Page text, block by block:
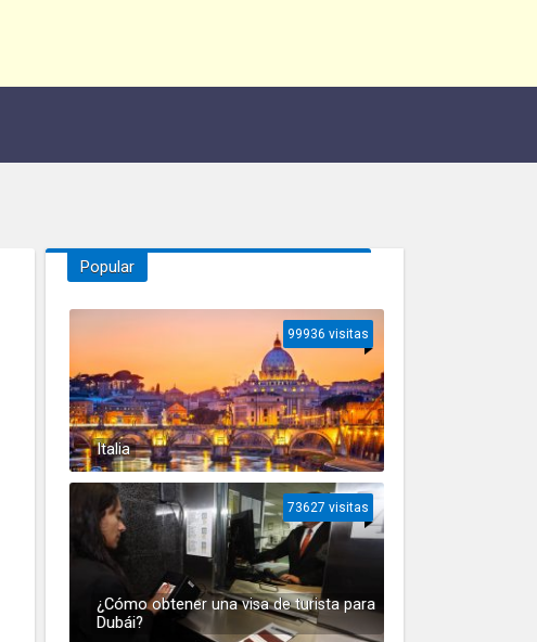
Popular
Italia
99936 visitas
¿Cómo obtener una visa de turista para
Dubái?
73627 visitas